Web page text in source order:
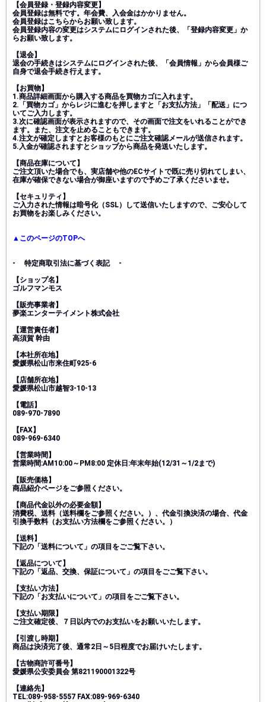
【会員登録・登録内容変更】
会員登録は無料です。年会費、入会金はかかりません。
会員登録はこちらからお願い致します。
会員登録内容の変更はシステムにログインされた後、「登録内容変更」か
らお願い致します。
【退会】
退会の手続きはシステムにログインされた後、「会員情報」から会員様ご
自身で退会手続き行えます。
【お買物】
1.商品詳細画面から購入する商品を買物カゴに入れます。
2.「買物カゴ」からレジに進むを押しますと「お支払方法」「配送」につ
いてご入力します。
3.次に確認画面が表示されますので、その画面で注文をいれることができ
ます。また、注文を止めることもできます。
4.注文が確定しますとお客様のもとにご注文確認メールが送信されます。
5.入金が確認されますとショップから商品を発送いたします。
【商品在庫について】
ご注文頂いた場合でも、実店舗や他のECサイトで既に売り切れてしまい、
在庫が確保できない場合が御座いますので予めご了承くださいませ。
【セキュリティ】
ご入力された情報は暗号化（SSL）して送信いたしますので、ご安心して
お買物をお楽しみください。
▲このページのTOPへ
- 特定商取引法に基づく表記 -
【ショップ名】
ゴルフマンモス
【販売事業者】
夢楽エンターテイメント株式会社
【運営責任者】
高須賀 幹由
【本社所在地】
愛媛県松山市来住町925-6
【店舗所在地】
愛媛県松山市越智3-10-13
【電話】
089-970-7890
【FAX】
089-969-6340
【営業時間】
営業時間:AM10:00～PM8:00 定休日:年末年始(12/31～1/2まで)
【販売価格】
商品紹介ページをご参照ください。
【商品代金以外の必要金額】
消費税、送料（送料欄をご参照ください。）、代金引換決済の場合、代金
引換手数料（お支払い方法欄をご参照ください。）
【送料】
下記の「送料について」の項目をごご覧下さい。
【返品について】
下記の「返品、交換、保証について」の項目をごご覧下さい。
【支払い方法】
下記の「お支払いについて」の項目をごご覧下さい。
【支払い期限】
ご注文確定後、７日以内でのお支払いをお願いいたします。
【引渡し時期】
商品は決済完了後、通常2日～5日程度でお届けいたします。
【古物商許可番号】
愛媛県公安委員会 第821190001322号
【連絡先】
TEL:089-958-5557 FAX:089-969-6340